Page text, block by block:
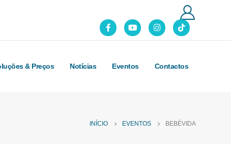
& Preços Notícias Eventos Contactos
INÍCIO EVENTOS BEBÉVIDA